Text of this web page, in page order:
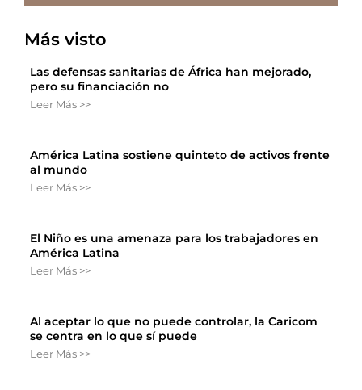
Más visto
Las defensas sanitarias de África han mejorado,
pero su financiación no
Leer Más >>
América Latina sostiene quinteto de activos frente
al mundo
Leer Más >>
El Niño es una amenaza para los trabajadores en
América Latina
Leer Más >>
Al aceptar lo que no puede controlar, la Caricom
se centra en lo que sí puede
Leer Más >>